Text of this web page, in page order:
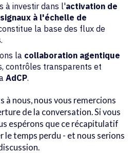
à investir dans l'activation de
à l'échelle de
la base des flux de
la collaboration agentique
contrôles transparents et
AdCP.
à nous, nous vous remercions
de la conversation. Si vous
espérons que ce récapitulatif
le temps perdu - et nous serions